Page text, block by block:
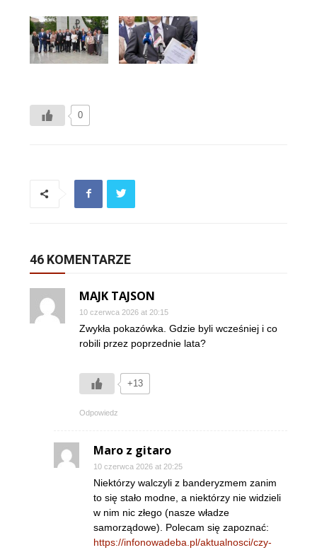
0
46 KOMENTARZE
MAJK TAJSON
10 czerwca 2026 at 20:15
Zwykła pokazówka. Gdzie byli wcześniej i co
robili przez poprzednie lata?
+13
Odpowiedz
Maro z gitaro
10 czerwca 2026 at 20:25
Niektórzy walczyli z banderyzmem zanim
to się stało modne, a niektórzy nie widzieli
w nim nic złego (nasze władze
samorządowe). Polecam się zapoznać:
https://infonowadeba.pl/aktualnosci/czy-